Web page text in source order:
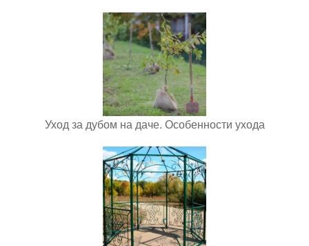
Уход за дубом на даче. Особенности ухода